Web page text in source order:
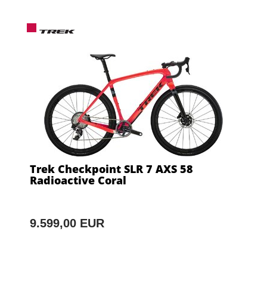
Trek Checkpoint SLR 7 AXS 58
Radioactive Coral
9.599,00 EUR